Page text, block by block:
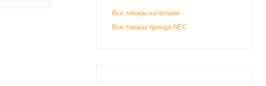
Все товары категории
Все товары бренда NEC